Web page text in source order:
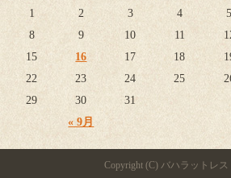
« 9月
1 2 3 4 5
8
9 10 11
15
16 17 18
22
23 24 25
29
30 31
Copyright (C) バハラットレス